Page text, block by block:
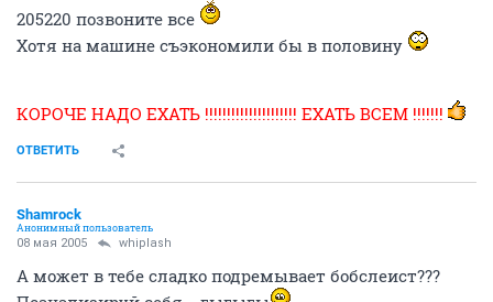
205220 позвоните все
Хотя на машине съэкономили бы в половину
КОРОЧЕ НАДО ЕХАТЬ !!!!!!!!!!!!!!!!!!!!! ЕХАТЬ ВСЕМ !!!!!!!
ОТВЕТИТЬ
Shamrock
Анонимный пользователь
08 мая 2005 whiplash
А может в тебе сладко подремывает бобслеист???